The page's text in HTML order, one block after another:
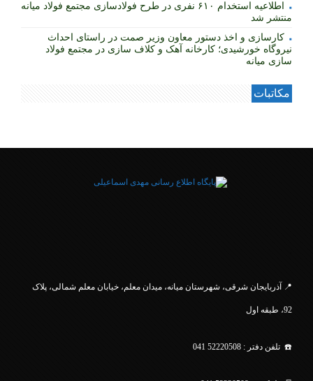
اطلاعیه استخدام ۶۱۰ نفری در طرح فولادسازی مجتمع فولاد میانه
منتشر شد
کارسازی و اخذ دستور معاون وزیر صمت در راستای احداث
نیروگاه خورشیدی؛ کارخانه آهک و کلاف سازی در مجتمع فولاد
سازی میانه
مکاتبات
📍 آذربایجان شرقی، شهرستان میانه، میدان معلم، خیابان معلم شمالی، پلاک
92، طبقه اول
☎️ تلفن دفتر : 52220508 041